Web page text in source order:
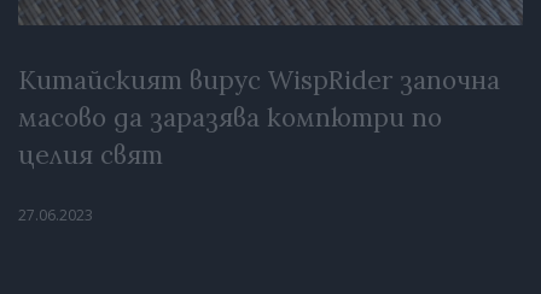
Китайският вирус WispRider започна
масово да заразява компютри по
целия свят
27.06.2023